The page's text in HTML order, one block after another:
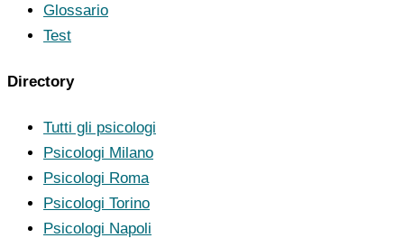
Glossario
Test
Directory
Tutti gli psicologi
Psicologi Milano
Psicologi Roma
Psicologi Torino
Psicologi Napoli